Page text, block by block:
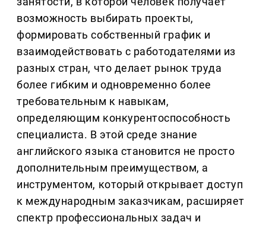
возможность выбирать проекты,
формировать собственный график и
взаимодействовать с работодателями из
разных стран, что делает рынок труда
более гибким и одновременно более
требовательным к навыкам,
определяющим конкурентоспособность
специалиста. В этой среде знание
английского языка становится не просто
дополнительным преимуществом, а
инструментом, который открывает доступ
к международным заказчикам, расширяет
спектр профессиональных задач и